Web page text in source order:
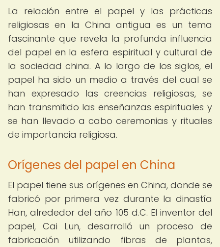
La relación entre el papel y las prácticas
religiosas en la China antigua es un tema
fascinante que revela la profunda influencia
del papel en la esfera espiritual y cultural de
la sociedad china. A lo largo de los siglos, el
papel ha sido un medio a través del cual se
han expresado las creencias religiosas, se
han transmitido las enseñanzas espirituales y
se han llevado a cabo ceremonias y rituales
de importancia religiosa.
Orígenes del papel en China
El papel tiene sus orígenes en China, donde se
fabricó por primera vez durante la dinastía
Han, alrededor del año 105 d.C. El inventor del
papel, Cai Lun, desarrolló un proceso de
fabricación utilizando fibras de plantas,